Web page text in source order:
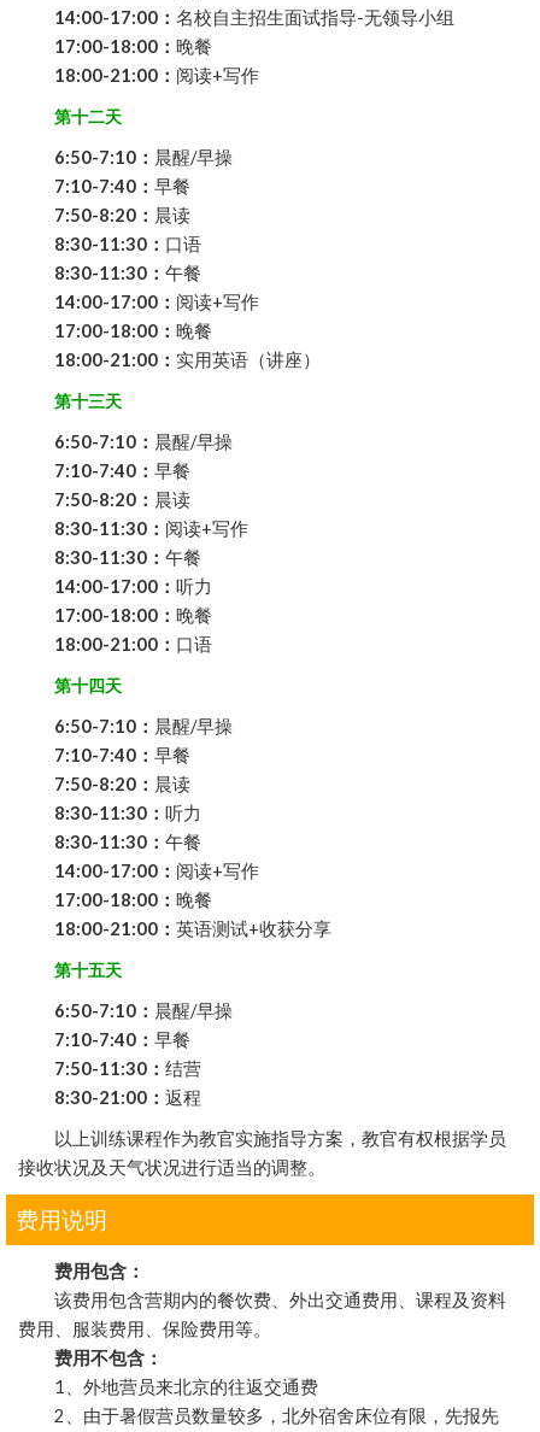
14:00-17:00： 名校自主招生面试指导-无领导小组
17:00-18:00： 晚餐
18:00-21:00： 阅读+写作
第十二天
6:50-7:10： 晨醒/早操
7:10-7:40： 早餐
7:50-8:20： 晨读
8:30-11:30： 口语
8:30-11:30： 午餐
14:00-17:00： 阅读+写作
17:00-18:00： 晚餐
18:00-21:00： 实用英语（讲座）
第十三天
6:50-7:10： 晨醒/早操
7:10-7:40： 早餐
7:50-8:20： 晨读
8:30-11:30： 阅读+写作
8:30-11:30： 午餐
14:00-17:00： 听力
17:00-18:00： 晚餐
18:00-21:00： 口语
第十四天
6:50-7:10： 晨醒/早操
7:10-7:40： 早餐
7:50-8:20： 晨读
8:30-11:30： 听力
8:30-11:30： 午餐
14:00-17:00： 阅读+写作
17:00-18:00： 晚餐
18:00-21:00： 英语测试+收获分享
第十五天
6:50-7:10： 晨醒/早操
7:10-7:40： 早餐
7:50-11:30： 结营
8:30-21:00： 返程
以上训练课程作为教官实施指导方案，教官有权根据学员
接收状况及天气状况进行适当的调整。
费用说明
费用包含：
该费用包含营期内的餐饮费、外出交通费用、课程及资料
费用、服装费用、保险费用等。
费用不包含：
1、外地营员来北京的往返交通费
2、由于暑假营员数量较多，北外宿舍床位有限，先报先